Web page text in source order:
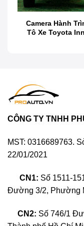
Camera cập lề ô
Camera Hành
Tô Xe Toyota
CÔNG TY TNHH
MST: 0316689763.
22/01/2021
CN1: Số 1511-
Đường 3/2, Phường
CN2: Số 746/1